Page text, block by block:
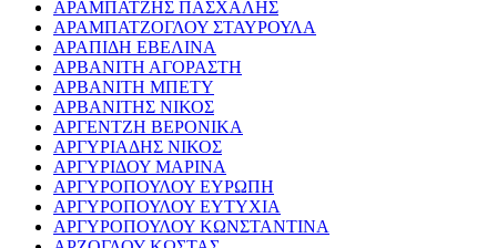
ΑΡΑΜΠΑΤΖΗΣ ΠΑΣΧΑΛΗΣ
ΑΡΑΜΠΑΤΖΟΓΛΟΥ ΣΤΑΥΡΟΥΛΑ
ΑΡΑΠΙΔΗ ΕΒΕΛΙΝΑ
ΑΡΒΑΝΙΤΗ ΑΓΟΡΑΣΤΗ
ΑΡΒΑΝΙΤΗ ΜΠΕΤΥ
ΑΡΒΑΝΙΤΗΣ ΝΙΚΟΣ
ΑΡΓΕΝΤΖΗ ΒΕΡΟΝΙΚΑ
ΑΡΓΥΡΙΑΔΗΣ ΝΙΚΟΣ
ΑΡΓΥΡΙΔΟΥ ΜΑΡΙΝΑ
ΑΡΓΥΡΟΠΟΥΛΟΥ ΕΥΡΩΠΗ
ΑΡΓΥΡΟΠΟΥΛΟΥ ΕΥΤΥΧΙΑ
ΑΡΓΥΡΟΠΟΥΛΟΥ ΚΩΝΣΤΑΝΤΙΝΑ